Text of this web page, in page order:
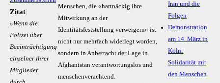
Zitat
»Wenn die
Polizei über
Beeinträchtigung
einzelner ihrer
Mitglieder
Menschen, die «hartnäckig ihre
Mitwirkung an der
Identitätsfeststellung verweigern» ist
nicht nur mehrfach widerlegt worden,
sondern in Anbetracht der Lage in
Afghanistan verantwortungslos und
menschenverachtend.
Iran und die
Folgen
Demonstration
am 14. März in
Köln:
Solidarität mit
den Menschen